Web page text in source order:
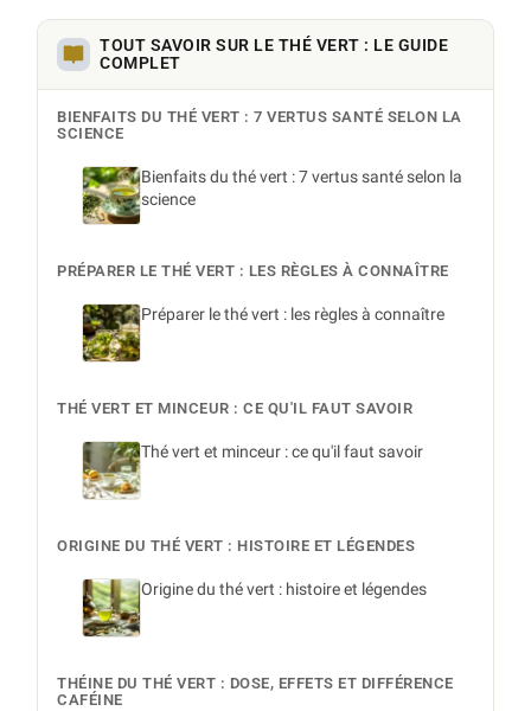
TOUT SAVOIR SUR LE THÉ VERT : LE GUIDE
COMPLET
BIENFAITS DU THÉ VERT : 7 VERTUS SANTÉ SELON LA
SCIENCE
Bienfaits du thé vert : 7 vertus santé selon la
science
PRÉPARER LE THÉ VERT : LES RÈGLES À CONNAÎTRE
Préparer le thé vert : les règles à connaître
THÉ VERT ET MINCEUR : CE QU'IL FAUT SAVOIR
Thé vert et minceur : ce qu'il faut savoir
ORIGINE DU THÉ VERT : HISTOIRE ET LÉGENDES
Origine du thé vert : histoire et légendes
THÉINE DU THÉ VERT : DOSE, EFFETS ET DIFFÉRENCE
CAFÉINE